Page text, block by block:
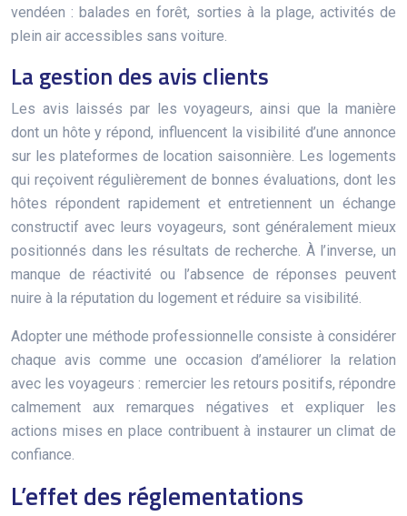
vendéen : balades en forêt, sorties à la plage, activités de
plein air accessibles sans voiture.
La gestion des avis clients
Les avis laissés par les voyageurs, ainsi que la manière
dont un hôte y répond, influencent la visibilité d’une annonce
sur les plateformes de location saisonnière. Les logements
qui reçoivent régulièrement de bonnes évaluations, dont les
hôtes répondent rapidement et entretiennent un échange
constructif avec leurs voyageurs, sont généralement mieux
positionnés dans les résultats de recherche. À l’inverse, un
manque de réactivité ou l’absence de réponses peuvent
nuire à la réputation du logement et réduire sa visibilité.
Adopter une méthode professionnelle consiste à considérer
chaque avis comme une occasion d’améliorer la relation
avec les voyageurs : remercier les retours positifs, répondre
calmement aux remarques négatives et expliquer les
actions mises en place contribuent à instaurer un climat de
confiance.
L’effet des réglementations